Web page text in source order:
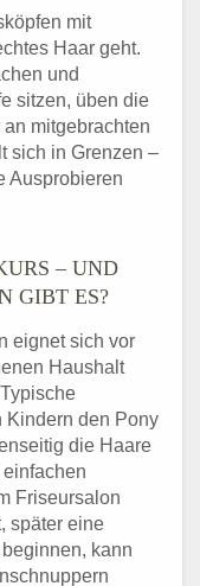
mit
Haar geht.
und
sitzen, üben die
mitgebrachten
sich in Grenzen –
Ausprobieren
– UND
GIBT ES?
eignet sich vor
Haushalt
Kindern den Pony
die Haare
Friseursalon
später eine
kann